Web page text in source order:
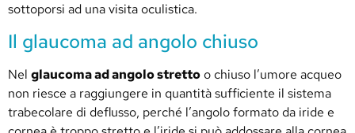
sottoporsi ad una visita oculistica.
Il glaucoma ad angolo chiuso
Nel glaucoma ad angolo strettoo chiuso l’umore acqueo
non riesce a raggiungere in quantità sufficiente il sistema
trabecolare di deflusso, perché l’angolo formato da iride e